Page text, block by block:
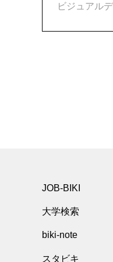
ビジュアル
JOB-BIKI
大学検索
biki-note
スタビキ